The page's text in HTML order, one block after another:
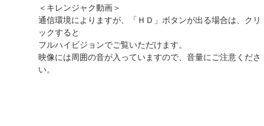
＜キレンジャク動画＞
通信環境によりますが、「ＨＤ」ボタンが出る場合は、クリ
ックすると
フルハイビジョンでご覧いただけます。
映像には周囲の音が入っていますので、音量にご注意くださ
い。